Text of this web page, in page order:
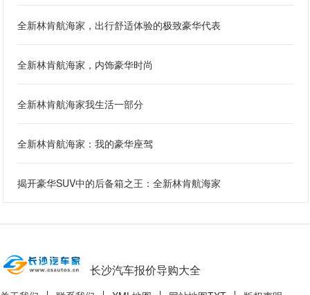
全新林肯航海家，出行舒适体验的极致豪华代表
全新林肯航海家，内饰豪华时尚
全新林肯航海家我生活一部分
全新林肯航海家：我的豪华座驾
揭开豪华SUV中的后备箱之王：全新林肯航海家
长沙汽车报价导购大全